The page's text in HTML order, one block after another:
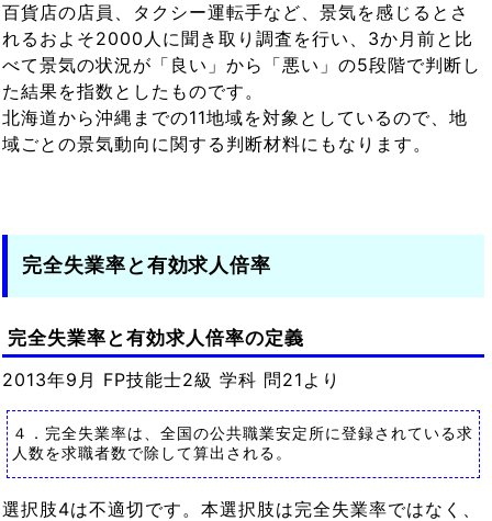
百貨店の店員、タクシー運転手など、景気を感じるとさ
れるおよそ2000人に聞き取り調査を行い、3か月前と比
べて景気の状況が「良い」から「悪い」の5段階で判断し
た結果を指数としたものです。
北海道から沖縄までの11地域を対象としているので、地
域ごとの景気動向に関する判断材料にもなります。
完全失業率と有効求人倍率
完全失業率と有効求人倍率の定義
2013年9月 FP技能士2級 学科 問21より
４．完全失業率は、全国の公共職業安定所に登録されている求
人数を求職者数で除して算出される。
選択肢4は不適切です。本選択肢は完全失業率ではなく、